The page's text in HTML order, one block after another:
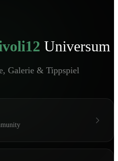
Universum
Galerie & Tippspiel